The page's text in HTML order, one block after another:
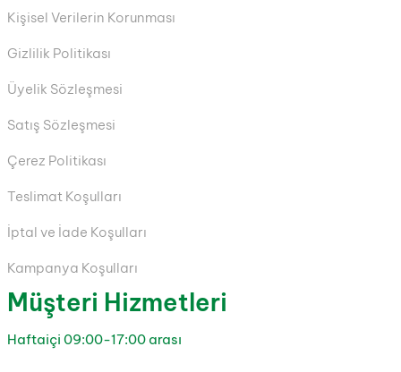
Kişisel Verilerin Korunması
Gizlilik Politikası
Üyelik Sözleşmesi
Satış Sözleşmesi
Çerez Politikası
Teslimat Koşulları
İptal ve İade Koşulları
Kampanya Koşulları
Müşteri Hizmetleri
Haftaiçi 09:00-17:00 arası